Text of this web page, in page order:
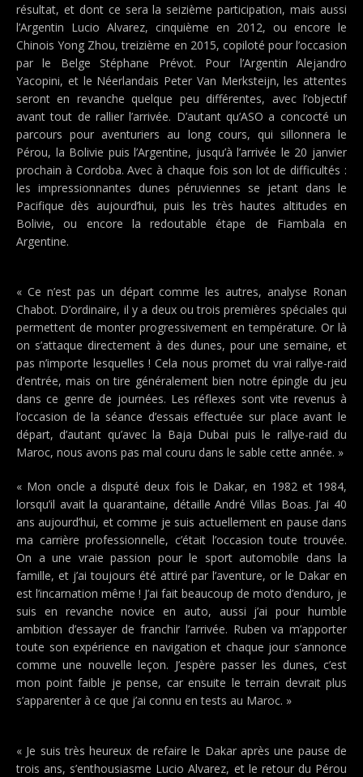
résultat, et dont ce sera la seizième participation, mais aussi
l’Argentin Lucio Alvarez, cinquième en 2012, ou encore le
Chinois Yong Zhou, treizième en 2015, copiloté pour l’occasion
par le Belge Stéphane Prévot. Pour l’Argentin Alejandro
Yacopini, et le Néerlandais Peter Van Merksteijn, les attentes
seront en revanche quelque peu différentes, avec l’objectif
avant tout de rallier l’arrivée. D’autant qu’ASO a concocté un
parcours pour aventuriers au long cours, qui sillonnera le
Pérou, la Bolivie puis l’Argentine, jusqu’à l’arrivée le 20 janvier
prochain à Cordoba. Avec à chaque fois son lot de difficultés :
les impressionnantes dunes péruviennes se jetant dans le
Pacifique dès aujourd’hui, puis les très hautes altitudes en
Bolivie, ou encore la redoutable étape de Fiambala en
Argentine.
« Ce n’est pas un départ comme les autres, analyse Ronan
Chabot. D’ordinaire, il y a deux ou trois premières spéciales qui
permettent de monter progressivement en température. Or là
on s’attaque directement à des dunes, pour une semaine, et
pas n’importe lesquelles ! Cela nous promet du vrai rallye-raid
d’entrée, mais on tire généralement bien notre épingle du jeu
dans ce genre de journées. Les réflexes sont vite revenus à
l’occasion de la séance d’essais effectuée sur place avant le
départ, d’autant qu’avec la Baja Dubai puis le rallye-raid du
Maroc, nous avons pas mal couru dans le sable cette année. »
« Mon oncle a disputé deux fois le Dakar, en 1982 et 1984,
lorsqu’il avait la quarantaine, détaille André Villas Boas. J’ai 40
ans aujourd’hui, et comme je suis actuellement en pause dans
ma carrière professionnelle, c’était l’occasion toute trouvée.
On a une vraie passion pour le sport automobile dans la
famille, et j’ai toujours été attiré par l’aventure, or le Dakar en
est l’incarnation même ! J’ai fait beaucoup de moto d’enduro, je
suis en revanche novice en auto, aussi j’ai pour humble
ambition d’essayer de franchir l’arrivée. Ruben va m’apporter
toute son expérience en navigation et chaque jour s’annonce
comme une nouvelle leçon. J’espère passer les dunes, c’est
mon point faible je pense, car ensuite le terrain devrait plus
s’apparenter à ce que j’ai connu en tests au Maroc. »
« Je suis très heureux de refaire le Dakar après une pause de
trois ans, s’enthousiasme Lucio Alvarez, et le retour du Pérou